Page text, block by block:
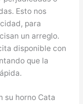
Esto nos
para
un arreglo.
disponible con
que la
su horno Cata